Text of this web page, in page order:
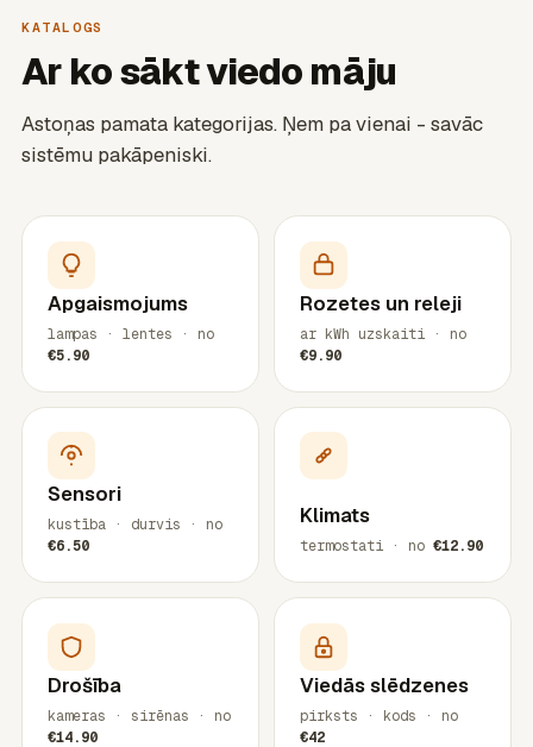
KATALOGS
Ar ko sākt viedo māju
Astoņas pamata kategorijas. Ņem pa vienai - savāc
sistēmu pakāpeniski.
Apgaismojums
lampas · lentes · no
€5.90
Rozetes un releji
ar kWh uzskaiti · no
€9.90
Sensori
kustība · durvis · no
€6.50
Klimats
termostati · no €12.90
Drošība
kameras · sirēnas · no
€14.90
Viedās slēdzenes
pirksts · kods · no
€42